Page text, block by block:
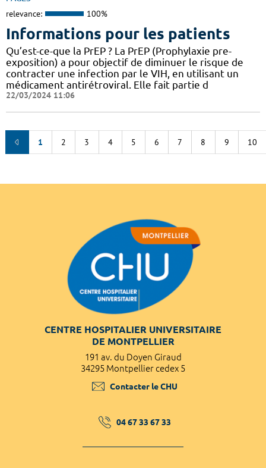
relevance: 100%
Informations pour les patients
Qu’est-ce-que la PrEP ? La PrEP (Prophylaxie pre-
exposition) a pour objectif de diminuer le risque de
contracter une infection par le VIH, en utilisant un
médicament antirétroviral. Elle fait partie d
22/03/2024 11:06
1 2 3 4 5 6 7 8 9 10
CENTRE HOSPITALIER UNIVERSITAIRE
DE MONTPELLIER
191 av. du Doyen Giraud
34295 Montpellier cedex 5
Contacter le CHU
04 67 33 67 33